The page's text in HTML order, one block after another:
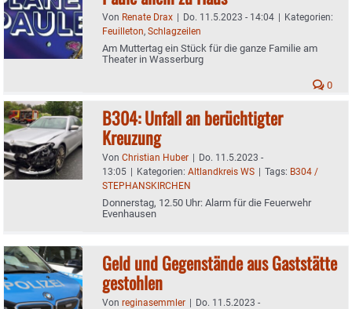
Von Renate Drax | Do. 11.5.2023 - 14:04 | Kategorien:
Feuilleton, Schlagzeilen
Am Muttertag ein Stück für die ganze Familie am
Theater in Wasserburg
0
B304: Unfall an berüchtigter
Kreuzung
Von Christian Huber | Do. 11.5.2023 -
13:05 | Kategorien: Altlandkreis WS | Tags: B304 /
STEPHANSKIRCHEN
Donnerstag, 12.50 Uhr: Alarm für die Feuerwehr
Evenhausen
Geld und Gegenstände aus Gaststätte
gestohlen
Von reginasemmler | Do. 11.5.2023 -